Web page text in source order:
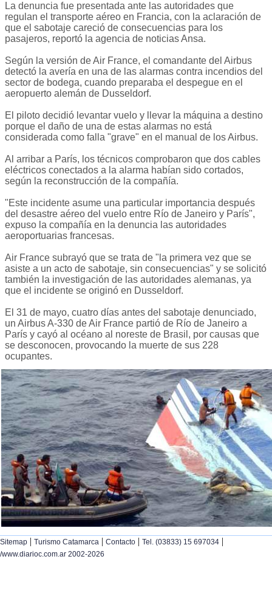
La denuncia fue presentada ante las autoridades que
regulan el transporte aéreo en Francia, con la aclaración de
que el sabotaje careció de consecuencias para los
pasajeros, reportó la agencia de noticias Ansa.
Según la versión de Air France, el comandante del Airbus
detectó la avería en una de las alarmas contra incendios del
sector de bodega, cuando preparaba el despegue en el
aeropuerto alemán de Dusseldorf.
El piloto decidió levantar vuelo y llevar la máquina a destino
porque el daño de una de estas alarmas no está
considerada como falla "grave" en el manual de los Airbus.
Al arribar a París, los técnicos comprobaron que dos cables
eléctricos conectados a la alarma habían sido cortados,
según la reconstrucción de la compañía.
"Este incidente asume una particular importancia después
del desastre aéreo del vuelo entre Río de Janeiro y París",
expuso la compañía en la denuncia las autoridades
aeroportuarias francesas.
Air France subrayó que se trata de "la primera vez que se
asiste a un acto de sabotaje, sin consecuencias" y se solicitó
también la investigación de las autoridades alemanas, ya
que el incidente se originó en Dusseldorf.
El 31 de mayo, cuatro días antes del sabotaje denunciado,
un Airbus A-330 de Air France partió de Río de Janeiro a
París y cayó al océano al noreste de Brasil, por causas que
se desconocen, provocando la muerte de sus 228
ocupantes.
Sitemap | Turismo Catamarca | Contacto | Tel. (03833) 15 697034 |
/www.diarioc.com.ar 2002-2026